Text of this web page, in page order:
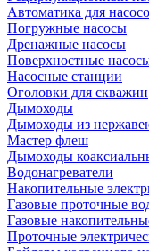
Автоматика для
Погружные насосы
Дренажные насосы
Поверхностные
Насосные станции
Оголовки для скважин
Дымоходы
Дымоходы из
Мастер флеш
Дымоходы
Водонагреватели
Накопительные
Газовые проточные
Газовые
Проточные